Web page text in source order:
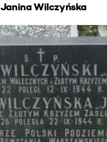
Janina Wilczyńska